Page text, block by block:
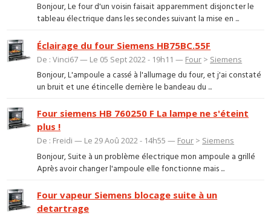
Bonjour, Le four d'un voisin faisait apparemment disjoncter le
tableau électrique dans les secondes suivant la mise en ...
Éclairage du four Siemens HB75BC.55F
De : Vinci67 — Le 05 Sept 2022 - 19h11 — Four > Siemens
Bonjour, L'ampoule a cassé à l'allumage du four, et j'ai constaté
un bruit et une étincelle derrière le bandeau du ...
Four siemens HB 760250 F La lampe ne s'éteint
plus !
De : Freidi — Le 29 Aoû 2022 - 14h55 — Four > Siemens
Bonjour, Suite à un problème électrique mon ampoule a grillé
Après avoir changer l'ampoule elle fonctionne mais ...
Four vapeur Siemens blocage suite à un
detartrage